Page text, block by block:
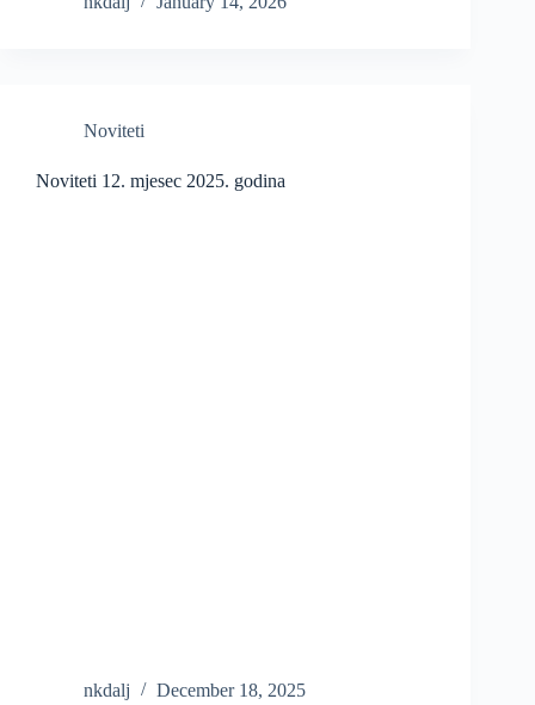
Noviteti
Noviteti 12. mjesec 2025. godina
nkdalj December 18, 2025